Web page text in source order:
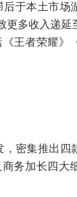
于本土市场
多收入递延
王者荣耀》
密集推出四
务加长四大